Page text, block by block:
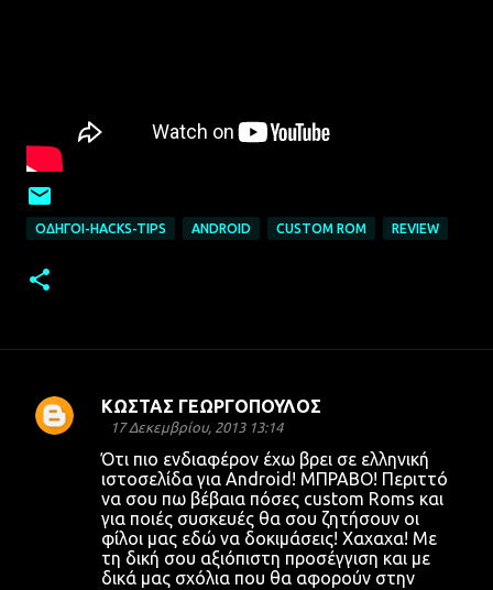
ΟΔΗΓΟΊ-HACKS-TIPS ANDROID CUSTOM ROM REVIEW
Σ
ΚΩΣΤΑΣ ΓΕΩΡΓΟΠΟΥΛΟΣ
17 Δεκεμβρίου, 2013 13:14
Ότι πιο ενδιαφέρον έχω βρει σε ελληνική
ιστοσελίδα για Android! MΠΡΑΒΟ! Περιττό
να σου πω βέβαια πόσες custom Roms και
για ποιές συσκευές θα σου ζητήσουν οι
φίλοι μας εδώ να δοκιμάσεις! Χαχαχα! Με
τη δική σου αξιόπιστη προσέγγιση και με
δικά μας σχόλια που θα αφορούν στην